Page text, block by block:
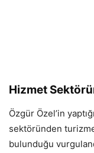
Hizmet
Özgür Özel’in
sektöründen
bulunduğu